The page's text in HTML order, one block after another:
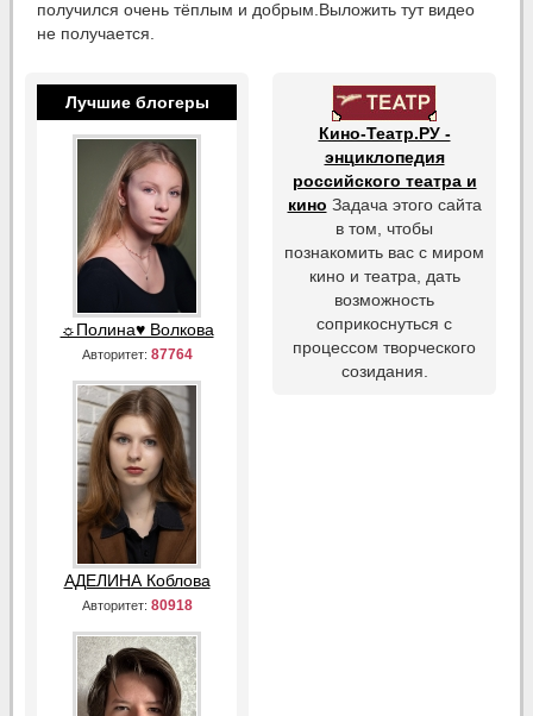
получился очень тёплым и добрым.Выложить тут видео
не получается.
Лучшие блогеры
☼Полина♥ Волкова
Авторитет: 87764
АДЕЛИНА Коблова
Авторитет: 80918
Кино-Театр.РУ -
энциклопедия
российского театра и
кино Задача этого сайта
в том, чтобы
познакомить вас с миром
кино и театра, дать
возможность
соприкоснуться с
процессом творческого
созидания.